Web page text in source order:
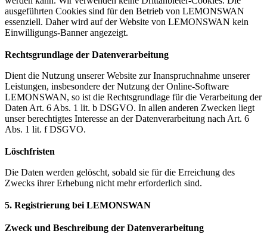
ausgeführten Cookies sind für den Betrieb von LEMONSWAN
essenziell. Daher wird auf der Website von LEMONSWAN kein
Einwilligungs-Banner angezeigt.
Rechtsgrundlage der Datenverarbeitung
Dient die Nutzung unserer Website zur Inanspruchnahme unserer
Leistungen, insbesondere der Nutzung der Online-Software
LEMONSWAN, so ist die Rechtsgrundlage für die Verarbeitung der
Daten Art. 6 Abs. 1 lit. b DSGVO. In allen anderen Zwecken liegt
unser berechtigtes Interesse an der Datenverarbeitung nach Art. 6
Abs. 1 lit. f DSGVO.
Löschfristen
Die Daten werden gelöscht, sobald sie für die Erreichung des
Zwecks ihrer Erhebung nicht mehr erforderlich sind.
5. Registrierung bei LEMONSWAN
Zweck und Beschreibung der Datenverarbeitung